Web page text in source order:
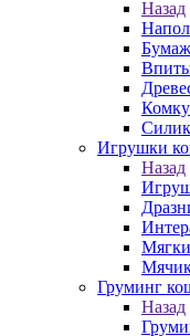
Назад
Игрушки
Назад
Груминг
Назад